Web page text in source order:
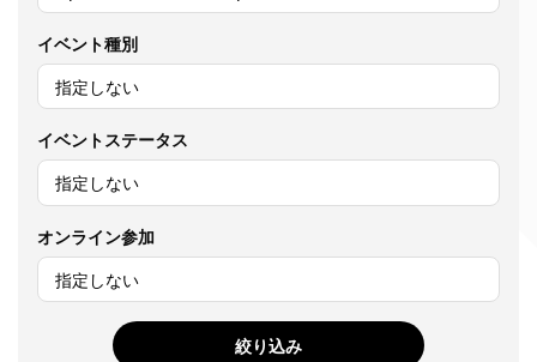
イベント種別
イベントステータス
オンライン参加